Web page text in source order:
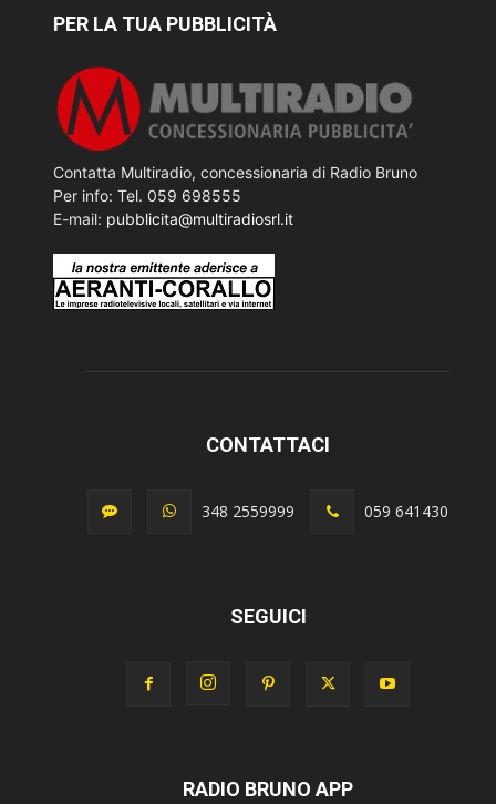
PER LA TUA PUBBLICITÀ
Contatta Multiradio, concessionaria di Radio Bruno
Per info: Tel. 059 698555
E-mail: pubblicita@multiradiosrl.it
CONTATTACI
348 2559999 059 641430
SEGUICI
RADIO BRUNO APP